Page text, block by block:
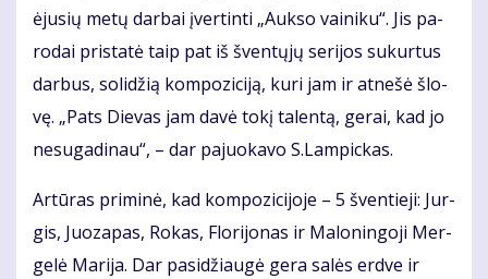
ėju­sių me­tų dar­bai įver­tin­ti „Auk­so vai­ni­ku“. Jis pa­
ro­dai pri­sta­tė taip pat iš šven­tų­jų se­ri­jos su­kur­tus
dar­bus, so­li­džią kom­po­zi­ci­ją, ku­ri jam ir at­ne­šė šlo­
vę. „Pats Die­vas jam da­vė to­kį ta­len­tą, ge­rai, kad jo
ne­su­ga­di­nau“, – dar pa­juo­ka­vo S.Lam­pic­kas.
Ar­tū­ras pri­mi­nė, kad kom­po­zi­ci­jo­je – 5 šven­tie­ji: Jur­
gis, Juo­za­pas, Ro­kas, Flo­ri­jo­nas ir Ma­lo­nin­go­ji Mer­
ge­lė Ma­ri­ja. Dar pa­si­džiau­gė ge­ra sa­lės erd­ve ir